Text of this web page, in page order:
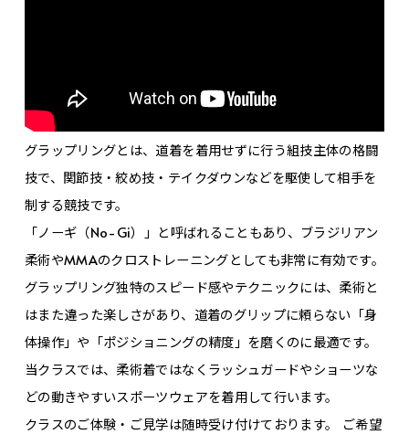
グラップリングとは、道着を着用せずに行う組技主体の格闘
技で、関節技・絞め技・テイクダウンなどを駆使して相手を
制する競技です。
「ノーギ（No-Gi）」と呼ばれることもあり、ブラジリアン
柔術やMMAのクロストレーニングとしても非常に有効です。
グラップリング独特のスピード感やテクニックには、柔術と
はまた違った楽しさがあり、道着のグリップに頼らない「身
体操作」や「ポジショニングの精度」を磨くのに最適です。
当クラスでは、柔術着ではなく ラッシュガードやショーツな
どの動きやすいスポーツウェアを着用して行います。
クラスのご体験・ご見学は随時受け付けております。 ご希望